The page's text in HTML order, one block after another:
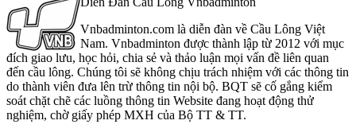
Vnbadminton.com là diễn đàn về Cầu Lông Việt
Nam. Vnbadminton được thành lập từ 2012 với mục
đích giao lưu, học hỏi, chia sẻ và thảo luận mọi vấn đề liên quan
đến cầu lông. Chúng tôi sẽ không chịu trách nhiệm với các thông tin
do thành viên đưa lên trừ thông tin nội bộ. BQT sẽ cố gắng kiểm
soát chặt chẽ các luồng thông tin Website đang hoạt động thử
nghiệm, chờ giấy phép MXH của Bộ TT & TT.